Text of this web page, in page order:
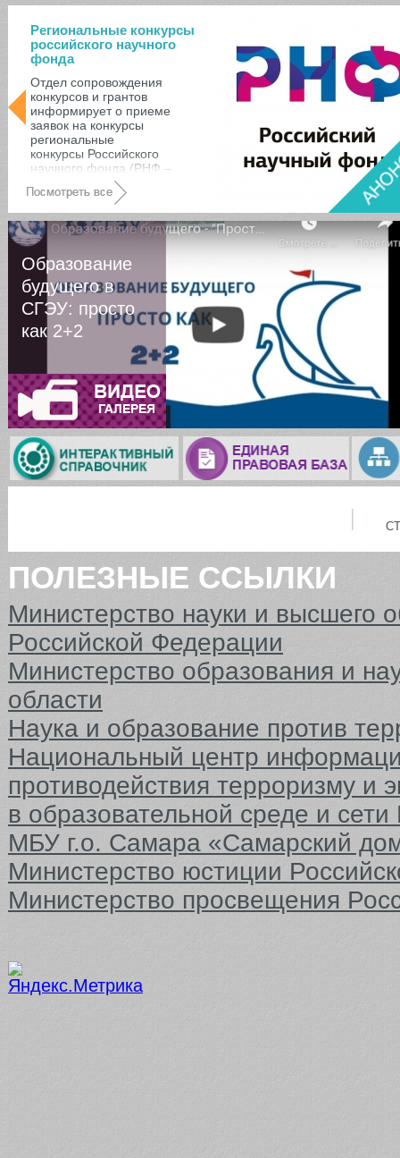
Региональные конкурсы
российского научного
фонда
Отдел сопровождения
конкурсов и грантов
информирует о приеме
заявок на конкурсы
региональные
конкурсы Российского
научного фонда (РНФ –
Самарская область):
Июнь 17 | 2022
Образование
будущего в
СГЭУ: просто
как 2+2
ПОЛЕЗНЫЕ ССЫЛКИ
Министерство науки и высшего
Российской Федерации
Министерство образования и
области
Наука и образование против
Национальный центр
противодействия терроризму и
в образовательной среде и сети
МБУ г.о. Самара «Самарский
Министерство юстиции
Министерство просвещения